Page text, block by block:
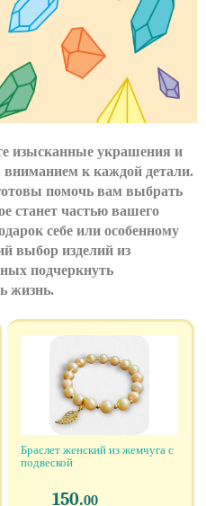
изысканные украшения и
вниманием к каждой детали.
помочь вам выбрать
станет частью вашего
себе или особенному
выбор изделий из
подчеркнуть
жизнь.
Браслет женский из жемчуга с
подвеской
150.00